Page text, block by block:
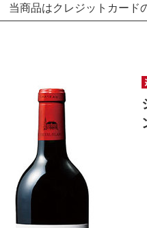
当商品はクレジットカード